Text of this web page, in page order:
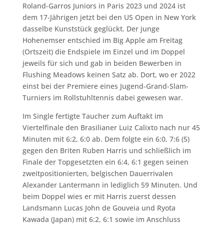
Roland-Garros Juniors in Paris 2023 und 2024 ist
dem 17-Jährigen jetzt bei den US Open in New York
dasselbe Kunststück geglückt. Der junge
Hohenemser entschied im Big Apple am Freitag
(Ortszeit) die Endspiele im Einzel und im Doppel
jeweils für sich und gab in beiden Bewerben in
Flushing Meadows keinen Satz ab. Dort, wo er 2022
einst bei der Premiere eines Jugend-Grand-Slam-
Turniers im Rollstuhltennis dabei gewesen war.
Im Single fertigte Taucher zum Auftakt im
Viertelfinale den Brasilianer Luiz Calixto nach nur 45
Minuten mit 6:2, 6:0 ab. Dem folgte ein 6:0, 7:6 (5)
gegen den Briten Ruben Harris und schließlich im
Finale der Topgesetzten ein 6:4, 6:1 gegen seinen
zweitpositionierten, belgischen Dauerrivalen
Alexander Lantermann in lediglich 59 Minuten. Und
beim Doppel wies er mit Harris zuerst dessen
Landsmann Lucas John de Gouveia und Ryota
Kawada (Japan) mit 6:2, 6:1 sowie im Anschluss